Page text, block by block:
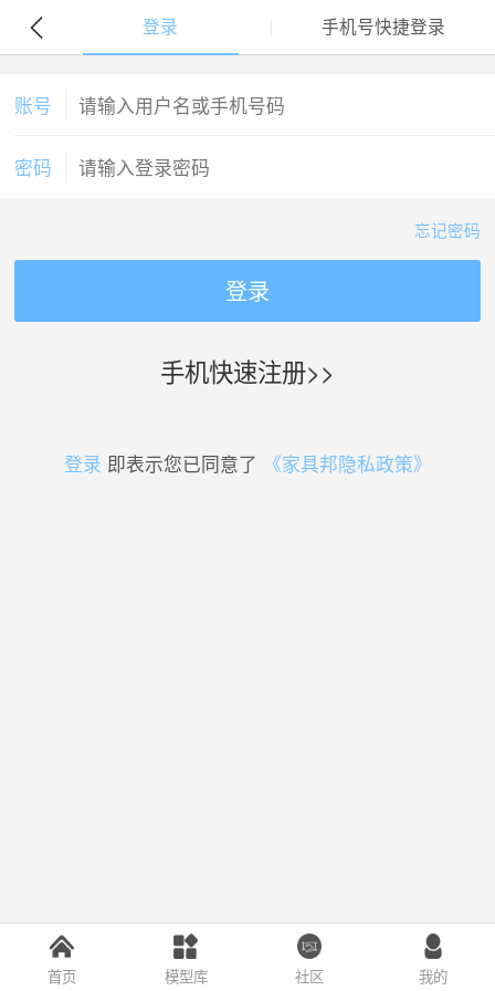
登录 手机号快捷登录
账号
密码
忘记密码
登录
手机快速注册>>
登录 即表示您已同意了 《家具邦隐私政策》
首页 模型库 社区 我的